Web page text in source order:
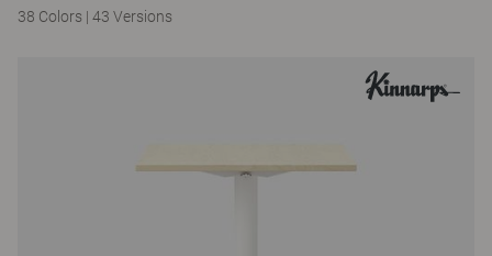
38 Colors | 43 Versions